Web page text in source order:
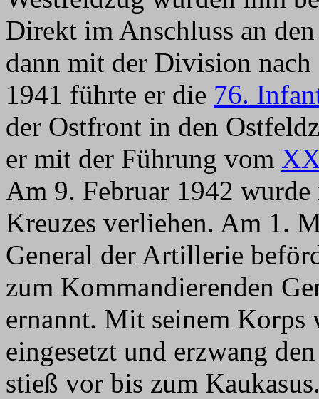
Direkt im Anschluss an
dann mit der Division
1941 führte er die 76.
der Ostfront in den
er mit der Führung vom
Am 9. Februar 1942
Kreuzes verliehen. Am 1.
General der Artillerie
zum Kommandierenden
ernannt. Mit seinem Korps
eingesetzt und erzwang
stieß vor bis zum